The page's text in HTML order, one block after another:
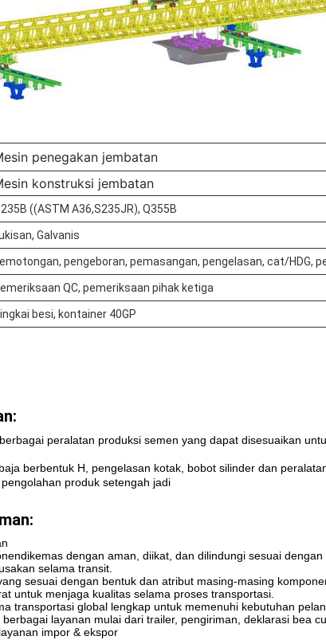
penegakan jembatan
konstruksi jembatan
((ASTM A36,S235JR), Q355B
Galvanis
pengeboran, pemasangan, pengelasan, cat/HDG,
QC, pemeriksaan pihak ketiga
besi, kontainer 40GP
peralatan produksi semen yang dapat disesuaikan
berbentuk H, pengelasan kotak, bobot silinder dan
produk setengah jadi
dikemas dengan aman, diikat, dan dilindungi sesuai
selama transit.
sesuai dengan bentuk dan atribut masing-masing
untuk menjaga kualitas selama proses transportasi.
transportasi global lengkap untuk memenuhi kebutuhan
layanan mulai dari trailer, pengiriman, deklarasi bea
impor & ekspor